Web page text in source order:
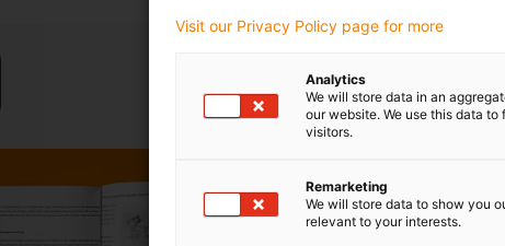
Stáhnout nyní
Visit our Privacy Policy page for more
Analytics
We will store data in an
our website. We use this data
visitors.
Remarketing
We will store data to show you
relevant to your interests.